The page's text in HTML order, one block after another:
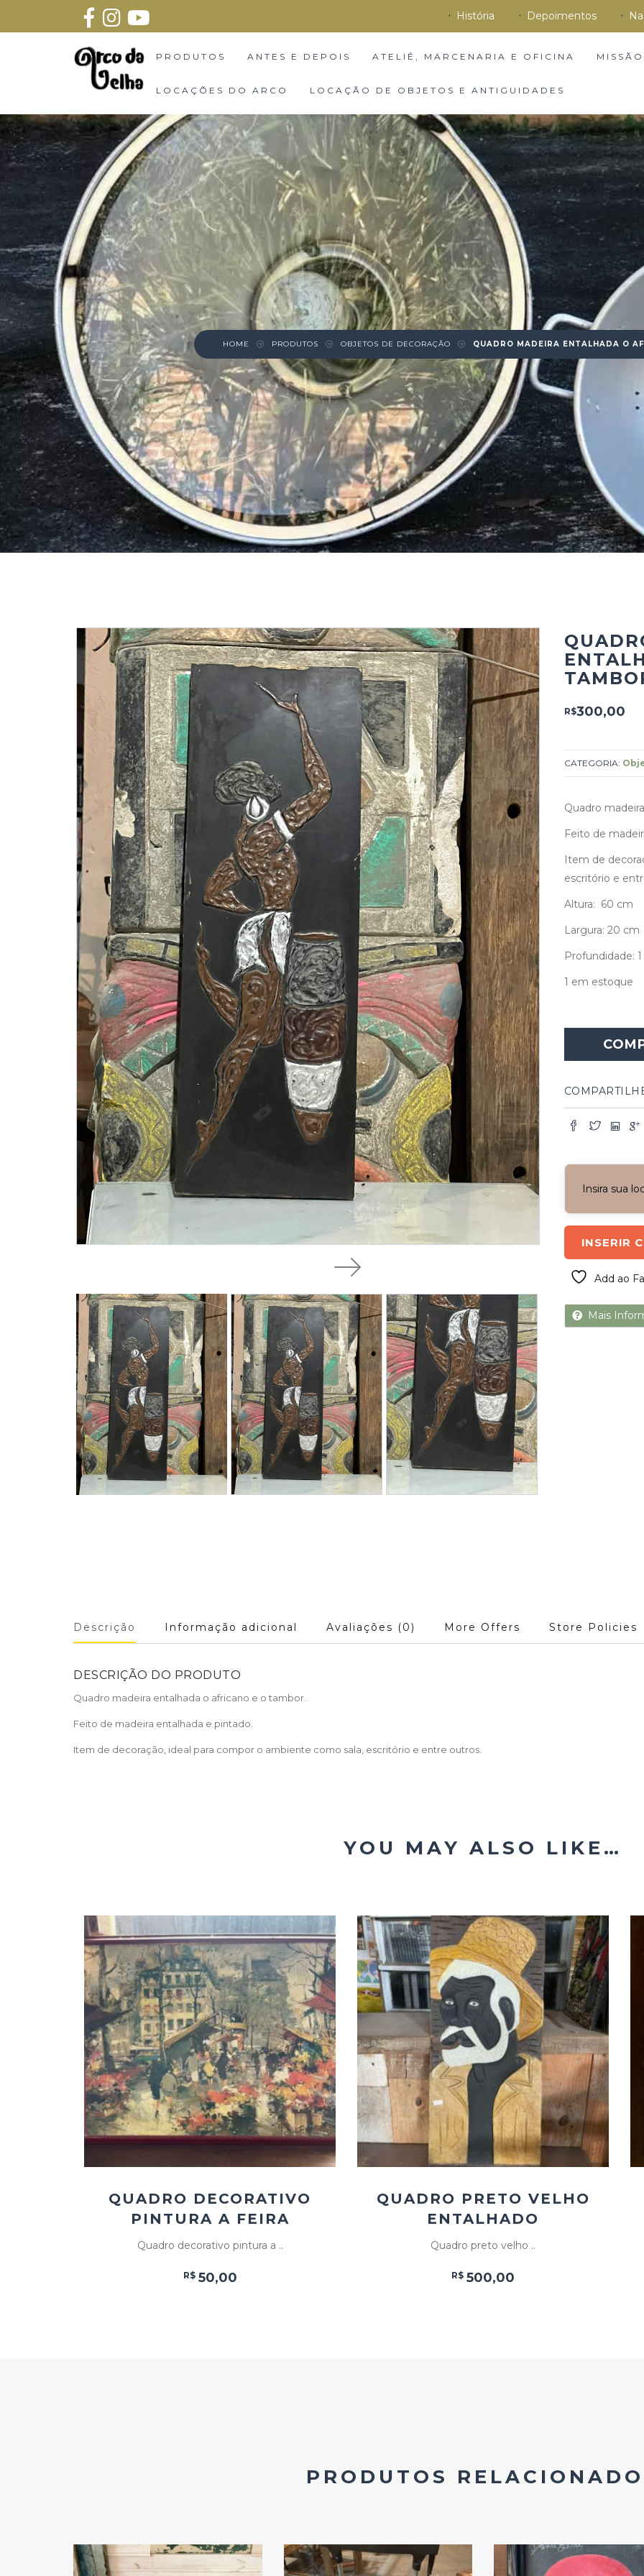
História Depoimentos
PRODUTOS ANTES E DEPOIS ATELIÊ, MARCENARIA E OFICINA
LOCAÇÕES DO ARCO LOCAÇÃO DE OBJETOS E ANTIGUIDADES
HOME PRODUTOS OBJETOS DE DECORAÇÃO QUADRO MADEIRA ENTALHADA O
R$300,00
CATEGORIA:
Quadro
Feito de
Item de
escritório e
Altura: 60 cm
Largura: 20 cm
Profundidade:
1 em estoque
Insira sua
INSERIR
Add ao
Mais
Descrição Informação adicional Avaliações (0) More Offers Store Policies
DESCRIÇÃO DO PRODUTO
Quadro madeira entalhada o africano e o tambor.
Feito de madeira entalhada e pintado.
Item de decoração, ideal para compor o ambiente como sala, escritório e entre outros.
YOU MAY ALSO LIKE…
Add
ao
Favoritos
QUADRO DECORATIVO
PINTURA A FEIRA
Quadro decorativo pintura a ..
R$ 50,00
Add
ao
Favoritos
QUADRO PRETO VELHO
ENTALHADO
Quadro preto velho ..
R$ 500,00
PRODUTOS